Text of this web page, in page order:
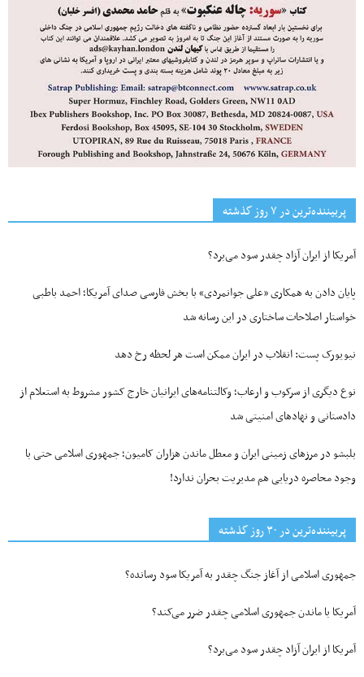
پربیننده‌ترین‌ در ۷ روز گذشته
آمریکا از ایران آزاد چقدر سود می‌برد؟
پایان دادن به همکاری «علی جوانمردی» با بخش فارسی صدای آمریکا؛ احمد باطبی
خواستار اصلاحات ساختاری در این رسانه شد
نیویورک پست: انقلاب در ایران ممکن است هر لحظه رخ دهد
نوع دیگری از سرکوب و ارعاب؛ وکالتنامه‌های ایرانیان خارج کشور مشروط به استعلام از
دادستانی و نهادهای امنیتی شد
بلبشو در مرزهای زمینی ایران و معطل ماندن هزاران کامیون؛ جمهوری اسلامی حتی با
وجود محاصره دریایی هم مدیریت بحران ندارد!
پربیننده‌ترین‌ در ۳۰ روز گذشته
جمهوری اسلامی از آغاز جنگ چقدر به آمریکا سود رسانده؟
آمریکا با ماندن جمهوری اسلامی چقدر ضرر می‌کند؟
آمریکا از ایران آزاد چقدر سود می‌برد؟